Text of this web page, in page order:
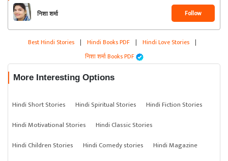
निशा शर्मा Follow
Best Hindi Stories | Hindi Books PDF | Hindi Love Stories |
निशा शर्मा Books PDF
More Interesting Options
Hindi Short Stories Hindi Spiritual Stories
Hindi Fiction Stories
Hindi Motivational Stories
Hindi Classic Stories
Hindi Children Stories
Hindi Comedy stories
Hindi Magazine